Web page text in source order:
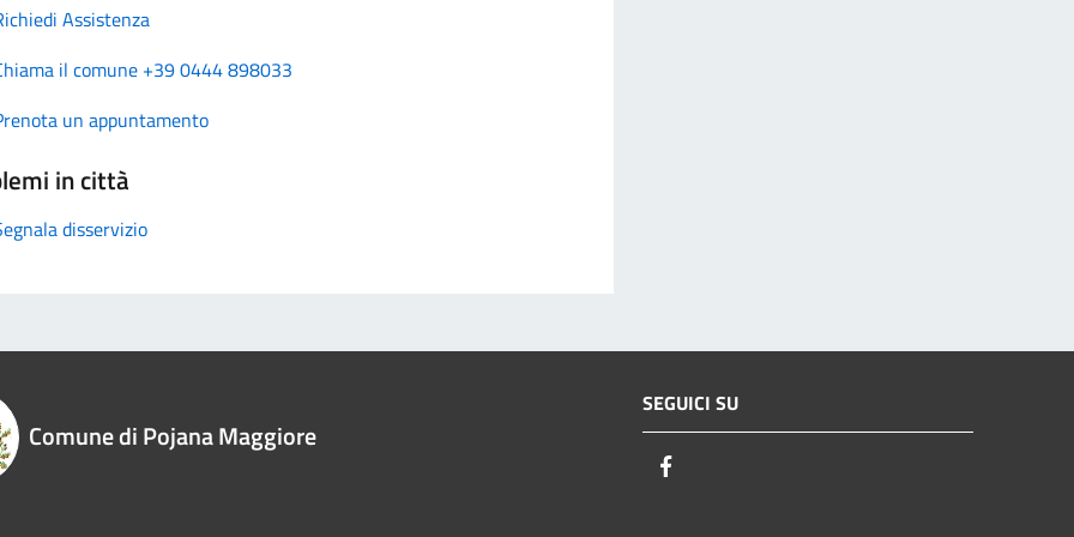
Assistenza
il comune +39 0444 898033
un appuntamento
in città
disservizio
Comune di Pojana Maggiore
SEGUICI SU